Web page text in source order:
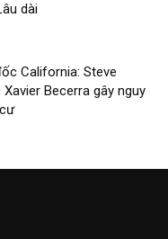
dài
California: Steve
Becerra gây nguy